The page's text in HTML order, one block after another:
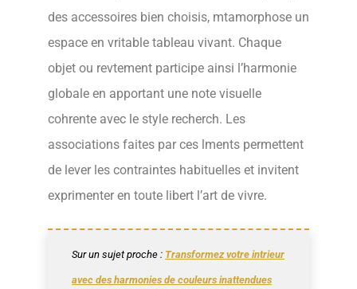
des accessoires bien choisis, mtamorphose un
espace en vritable tableau vivant. Chaque
objet ou revtement participe ainsi l’harmonie
globale en apportant une note visuelle
cohrente avec le style recherch. Les
associations faites par ces lments permettent
de lever les contraintes habituelles et invitent
exprimenter en toute libert l’art de vivre.
Sur un sujet proche : Transformez votre intrieur
avec des harmonies de couleurs inattendues